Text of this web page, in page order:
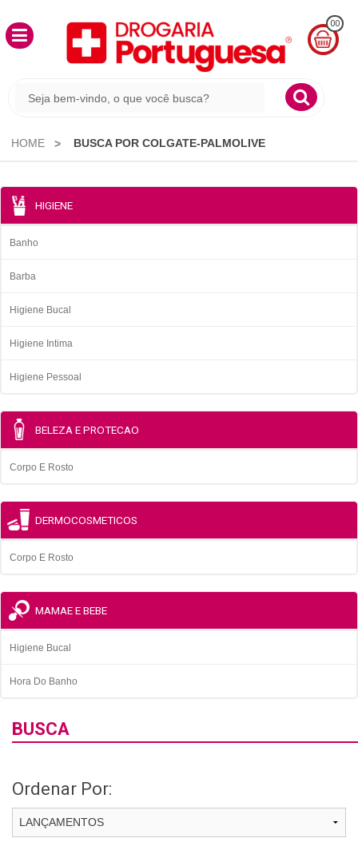
00
R$
0,00
HOME BUSCA POR COLGATE-PALMOLIVE
HIGIENE
Banho
Barba
Higiene Bucal
Higiene Intima
Higiene Pessoal
BELEZA E PROTECAO
Corpo E Rosto
DERMOCOSMETICOS
Corpo E Rosto
MAMAE E BEBE
Higiene Bucal
Hora Do Banho
BUSCA
Ordenar Por: